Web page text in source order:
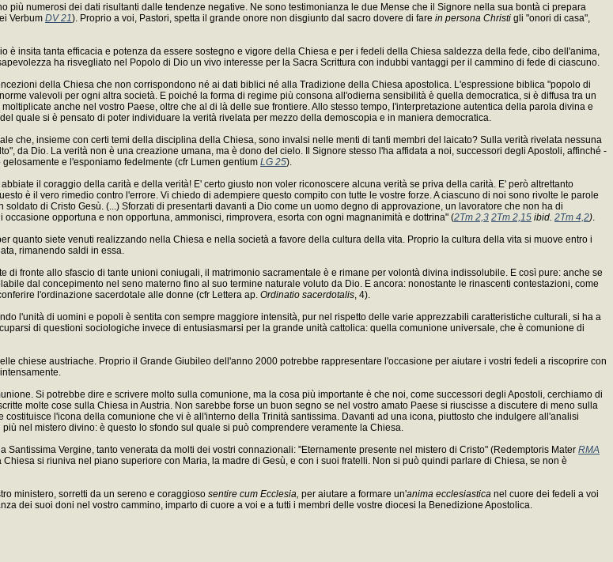
numerosi dei dati risultanti dalle tendenze negative. Ne sono testimonianza le due Mense che il Signore nella sua bontà ci prepara
Verbum DV 21). Proprio a voi, Pastori, spetta il grande onore non disgiunto dal sacro dovere di fare in persona Christi gli "onori di casa",
insita tanta efficacia e potenza da essere sostegno e vigore della Chiesa e per i fedeli della Chiesa saldezza della fede, cibo dell'anima,
ha risvegliato nel Popolo di Dio un vivo interesse per la Sacra Scrittura con indubbi vantaggi per il cammino di fede di ciascuno.
della Chiesa che non corrispondono né ai dati biblici né alla Tradizione della Chiesa apostolica. L'espressione biblica "popolo di
valevoli per ogni altra società. E poiché la forma di regime più consona all'odierna sensibilità è quella democratica, si è diffusa tra un
anche nel vostro Paese, oltre che al di là delle sue frontiere. Allo stesso tempo, l'interpretazione autentica della parola divina e
quale si è pensato di poter individuare la verità rivelata per mezzo della demoscopia e in maniera democratica.
che, insieme con certi temi della disciplina della Chiesa, sono invalsi nelle menti di tanti membri del laicato? Sulla verità rivelata nessuna
da Dio. La verità non è una creazione umana, ma è dono del cielo. Il Signore stesso l'ha affidata a noi, successori degli Apostoli, affinché -
e l'esponiamo fedelmente (cfr Lumen gentium LG 25).
il coraggio della carità e della verità! E' certo giusto non voler riconoscere alcuna verità se priva della carità. E' però altrettanto
è il vero rimedio contro l'errore. Vi chiedo di adempiere questo compito con tutte le vostre forze. A ciascuno di noi sono rivolte le parole
di Cristo Gesù. (...) Sforzati di presentarti davanti a Dio come un uomo degno di approvazione, un lavoratore che non ha di
opportuna e non opportuna, ammonisci, rimprovera, esorta con ogni magnanimità e dottrina" (2Tm 2,3 2Tm 2,15 ibid. 2Tm 4,2)
quanto siete venuti realizzando nella Chiesa e nella società a favore della cultura della vita. Proprio la cultura della vita si muove entro i
rimanendo saldi in essa.
fronte allo sfascio di tante unioni coniugali, il matrimonio sacramentale è e rimane per volontà divina indissolubile. E così pure: anche se
dal concepimento nel seno materno fino al suo termine naturale voluto da Dio. E ancora: nonostante le rinascenti contestazioni, come
l'ordinazione sacerdotale alle donne (cfr Lettera ap. Ordinatio sacerdotalis , 4).
l'unità di uomini e popoli è sentita con sempre maggiore intensità, pur nel rispetto delle varie apprezzabili caratteristiche culturali, si ha a
di questioni sociologiche invece di entusiasmarsi per la grande unità cattolica: quella comunione universale, che è comunione di
chiese austriache. Proprio il Grande Giubileo dell'anno 2000 potrebbe rappresentare l'occasione per aiutare i vostri fedeli a riscoprire con
Si potrebbe dire e scrivere molto sulla comunione, ma la cosa più importante è che noi, come successori degli Apostoli, cerchiamo di
molte cose sulla Chiesa in Austria. Non sarebbe forse un buon segno se nel vostro amato Paese si riuscisse a discutere di meno sulla
l'icona della comunione che vi è all'interno della Trinità santissima. Davanti ad una icona, piuttosto che indulgere all'analisi
nel mistero divino: è questo lo sfondo sul quale si può comprendere veramente la Chiesa.
Vergine, tanto venerata da molti dei vostri connazionali: "Eternamente presente nel mistero di Cristo" (Redemptoris Mater RMA
si riuniva nel piano superiore con Maria, la madre di Gesù, e con i suoi fratelli. Non si può quindi parlare di Chiesa, se non è
ministero, sorretti da un sereno e coraggioso sentire cum Ecclesia, per aiutare a formare un'anima ecclesiastica nel cuore dei fedeli a voi
dei suoi doni nel vostro cammino, imparto di cuore a voi e a tutti i membri delle vostre diocesi la Benedizione Apostolica.